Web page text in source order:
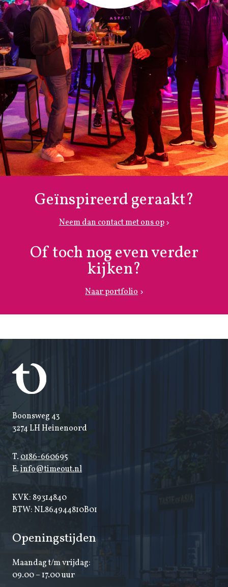
Geïnspireerd geraakt?
Neem dan contact met ons op
Of toch nog even verder
kijken?
Naar portfolio
Boonsweg 43
3274 LH Heinenoord
T.0186-660695
E.info@timeout.nl
KVK: 89314840
BTW: NL864944810B01
Openingstijden
Maandag t/m vrijdag:
09.00 – 17.00 uur